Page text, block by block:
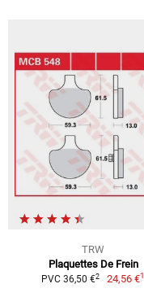
TRW
Plaquettes De Frein
PVC 36,50 €2 24,56 €1